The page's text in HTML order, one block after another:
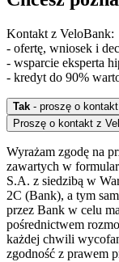
Kontakt z VeloBank:
- ofertę, wniosek i
- wsparcie eksperta
- kredyt do 90%
Tak - proszę o
Proszę o kontakt z
Wyrażam zgodę na
zawartych w
S.A. z siedzibą w
2C (Bank), a tym
przez Bank w celu
pośrednictwem
każdej chwili
zgodność z prawem